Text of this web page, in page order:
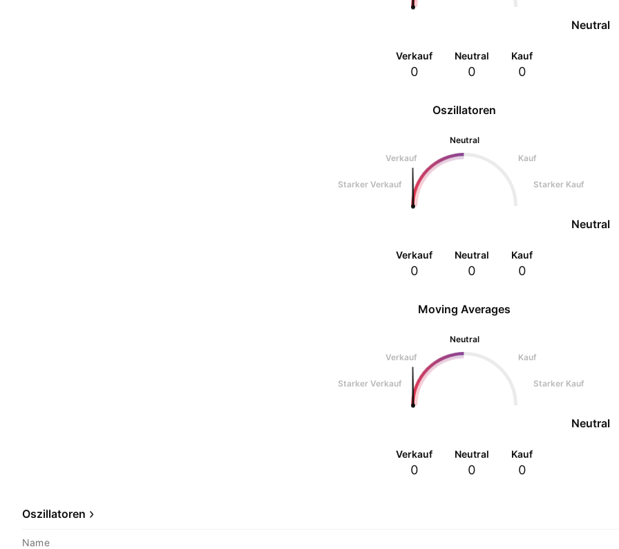
Oszillatoren
Neutral
Verkauf
Kauf
Starker Verkauf Starker Kauf
Neutral
Verkauf
0
Neutral
0
Kauf
0
Neutral
Verkauf
0
Neutral
0
Kauf
0
Moving Averages
Neutral
Verkauf
Kauf
Starker Verkauf Starker Kauf
Neutral
Verkauf
0
Neutral
0
Kauf
0
Oszillatoren
Name